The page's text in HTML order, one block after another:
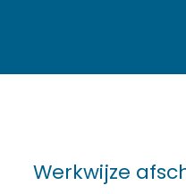
Werkwijze